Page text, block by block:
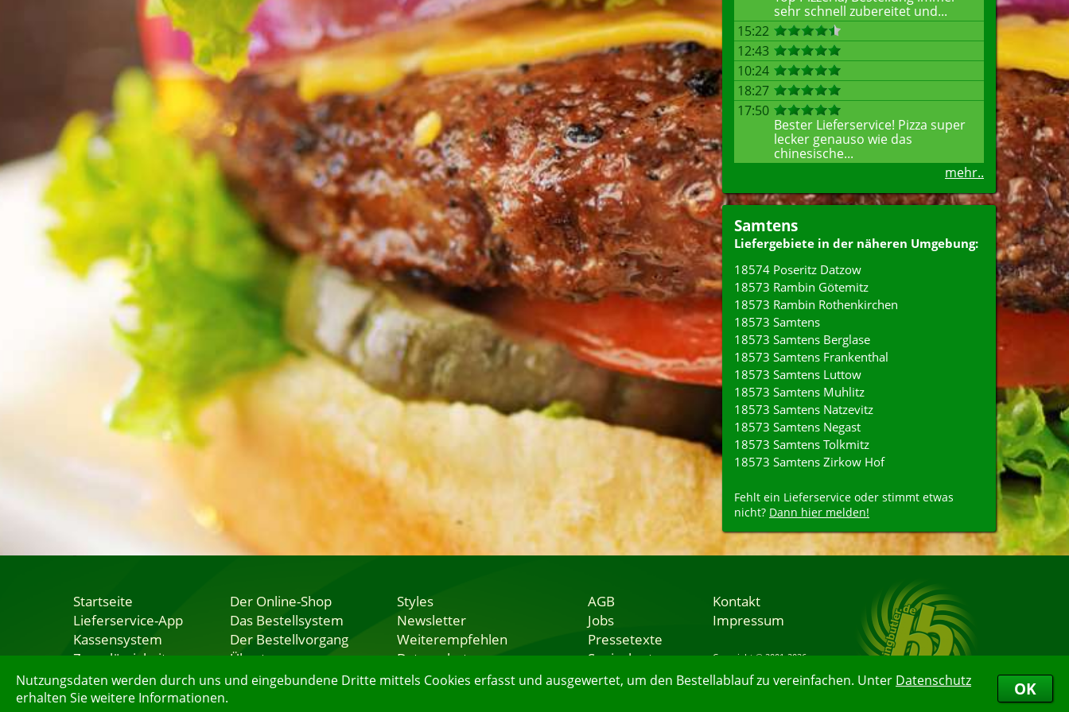
Nutzungsdaten werden durch uns und eingebundene Dritte mittels Cookies erfasst und ausgewertet, um den Bestellablauf zu vereinfachen. Unter Datenschutz
erhalten Sie weitere Informationen.
OK
sehr schnell zubereitet und...
15:22
12:43
10:24
18:27
17:50
Bester Lieferservice! Pizza super
lecker genauso wie das
chinesische...
mehr..
Samtens
Liefergebiete in der näheren Umgebung:
18574 Poseritz Datzow
18573 Rambin Götemitz
18573 Rambin Rothenkirchen
18573 Samtens
18573 Samtens Berglase
18573 Samtens Frankenthal
18573 Samtens Luttow
18573 Samtens Muhlitz
18573 Samtens Natzevitz
18573 Samtens Negast
18573 Samtens Tolkmitz
18573 Samtens Zirkow Hof
Fehlt ein Lieferservice oder stimmt etwas
nicht? Dann hier melden!
Startseite
Lieferservice-App
Kassensystem
Zuverlässigkeit
Sicherheit
Der Online-Shop
Das Bestellsystem
Der Bestellvorgang
Übertragung
Testshop
Styles
Newsletter
Weiterempfehlen
Datenschutz
Nutzungsbedingungen
AGB
Jobs
Pressetexte
Speisekarten
Lieferservice
Kontakt
Impressum
Copyright © 2001-2026
07.08.2026 15:59:05